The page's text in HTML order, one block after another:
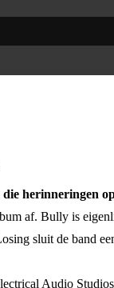
herinneringen
af. Bully is
sluit de band
Audio